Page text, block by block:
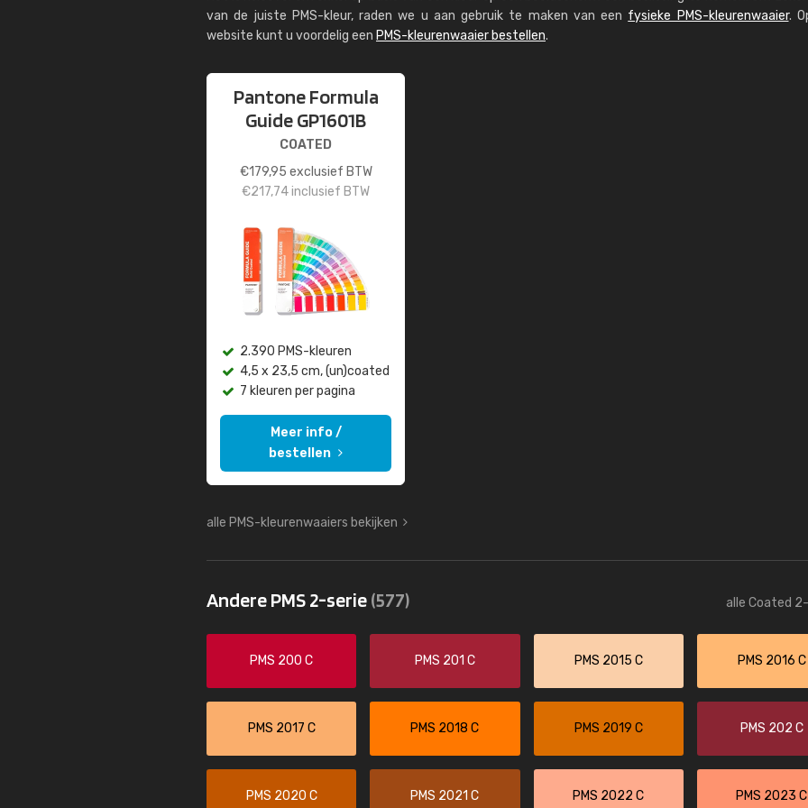
van de juiste PMS-kleur, raden we u aan gebruik te maken van een fysieke PMS-kleurenwaaier.
website kunt u voordelig een PMS-kleurenwaaier bestellen.
Pantone Formula
Guide GP1601B
COATED
€179,95 exclusief BTW
€217,74inclusief BTW
2.390 PMS-kleuren
4,5 x 23,5 cm, (un)coated
7 kleuren per pagina
Meer info /
bestellen
alle PMS-kleurenwaaiers bekijken
Andere PMS 2-serie(577) alle Coated
PMS 200 C PMS 201 C PMS 2015 C PMS 2016 C
PMS 2017 C PMS 2018 C PMS 2019 C PMS 202 C
PMS 2020 C PMS 2021 C PMS 2022 C PMS 2023 C